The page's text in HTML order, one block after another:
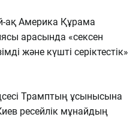
ақ Америка Құрама
арасында «сексен
және күшті серіктестік»
Трамптың ұсынысына
ресейлік мұнайдың